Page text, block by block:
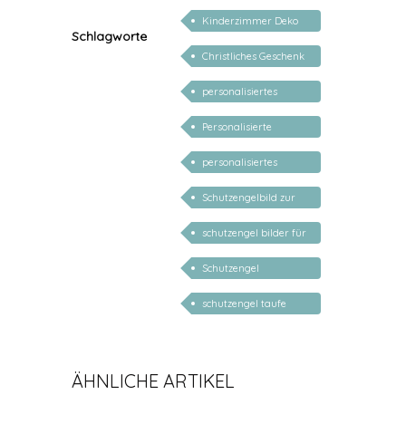
Schlagworte
Namen
Kinderzimmer Deko
Geschenk
Christliches Geschenk
mit Namen
personalisiertes
Geschenk Baby
Personalisierte
Taufgeschenke mit
Namen
personalisiertes
Schutzengelbild
Schutzengelbild zur
Geburt
schutzengel bilder für
kinder
Schutzengel
Kinderzimmer
schutzengel taufe
ÄHNLICHE ARTIKEL